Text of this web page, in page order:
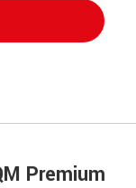
Premium